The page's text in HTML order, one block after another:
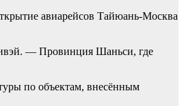
авиарейсов Тайюань-Москва
— Провинция Шаньси, где
по объектам, внесённым